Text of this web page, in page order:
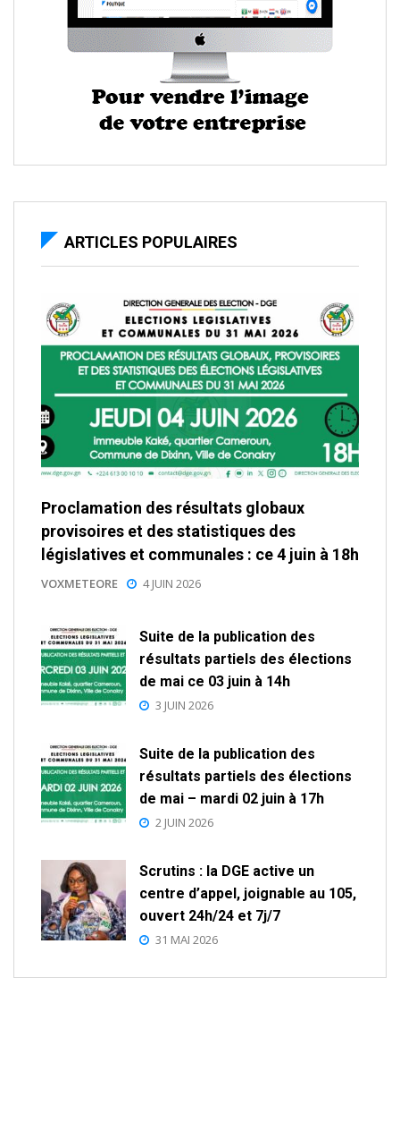
ARTICLES POPULAIRES
Proclamation des résultats globaux
provisoires et des statistiques des
législatives et communales : ce 4 juin à 18h
VOXMETEORE 4 JUIN 2026
Suite de la publication des
résultats partiels des élections
de mai ce 03 juin à 14h
3 JUIN 2026
Suite de la publication des
résultats partiels des élections
de mai – mardi 02 juin à 17h
2 JUIN 2026
Scrutins : la DGE active un
centre d’appel, joignable au 105,
ouvert 24h/24 et 7j/7
31 MAI 2026